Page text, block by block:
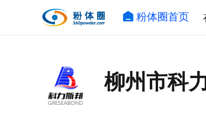
粉体圈首页
柳州市科